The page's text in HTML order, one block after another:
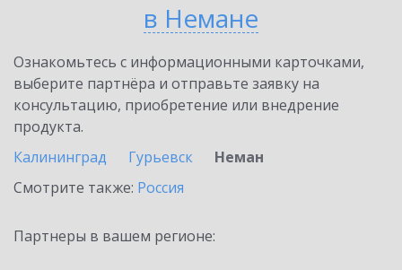
в Немане
Ознакомьтесь с информационными карточками,
выберите партнёра и отправьте заявку на
консультацию, приобретение или внедрение
продукта.
Калининград
Гурьевск
Неман
Смотрите также: Россия
Партнеры в вашем регионе: